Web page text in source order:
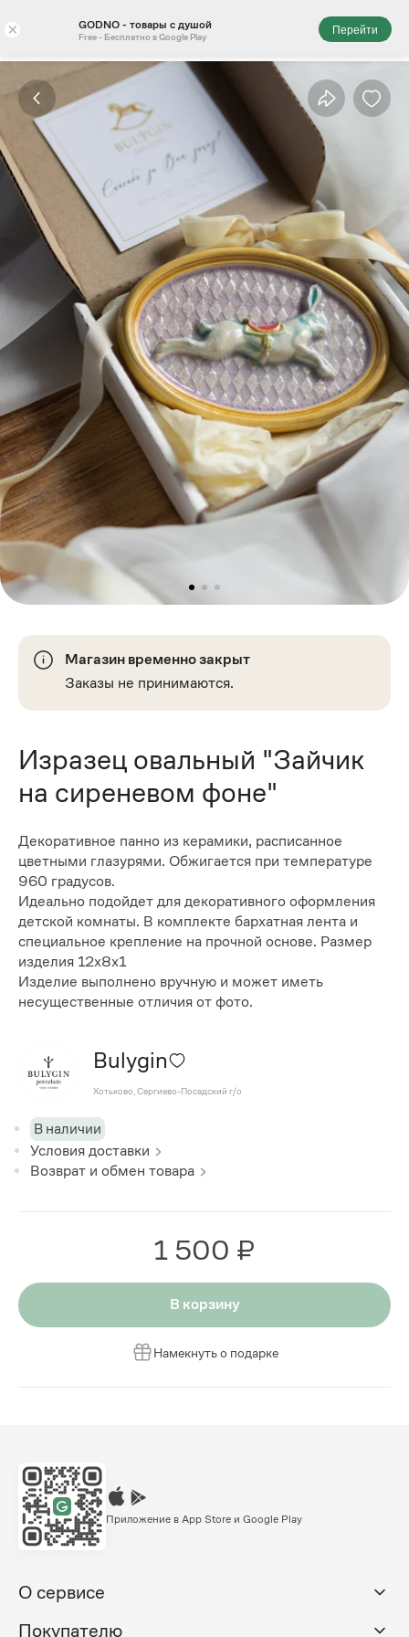
× GODNO - товары с душой
Free - Бесплатно в Google Play
Перейти
Магазин временно закрыт
Заказы не принимаются.
Изразец овальный "Зайчик
на сиреневом фоне"
Декоративное панно из керамики, расписанное
цветными глазурями. Обжигается при температуре
960 градусов.
Идеально подойдет для декоративного оформления
детской комнаты. В комплекте бархатная лента и
специальное крепление на прочной основе. Размер
изделия 12х8х1
Изделие выполнено вручную и может иметь
несущественные отличия от фото.
Bulygin
Хотьково, Сергиево-Посадский г/о
В наличии
Условия доставки
Возврат и обмен товара
1 500 ₽
В корзину
Намекнуть о подарке
Приложение в App Store и Google Play
О сервисе
Покупателю